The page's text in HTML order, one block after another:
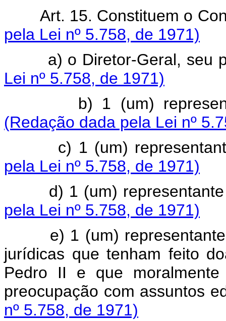
Art. 15. Constituem o
pela Lei nº 5.758, de 1971)
a) o Diretor-Geral, seu
Lei nº 5.758, de 1971)
b) 1 (um)
(Redação dada pela Lei nº
c) 1 (um)
pela Lei nº 5.758, de 1971)
d) 1 (um) representante
pela Lei nº 5.758, de 1971)
e) 1 (um) representante
jurídicas que tenham feito
Pedro II e que
preocupação com assuntos
nº 5.758, de 1971)